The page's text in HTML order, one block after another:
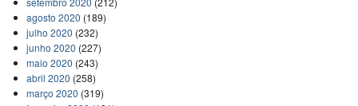
agosto 2020 (189)
julho 2020 (232)
junho 2020 (227)
maio 2020 (243)
abril 2020 (258)
março 2020 (319)